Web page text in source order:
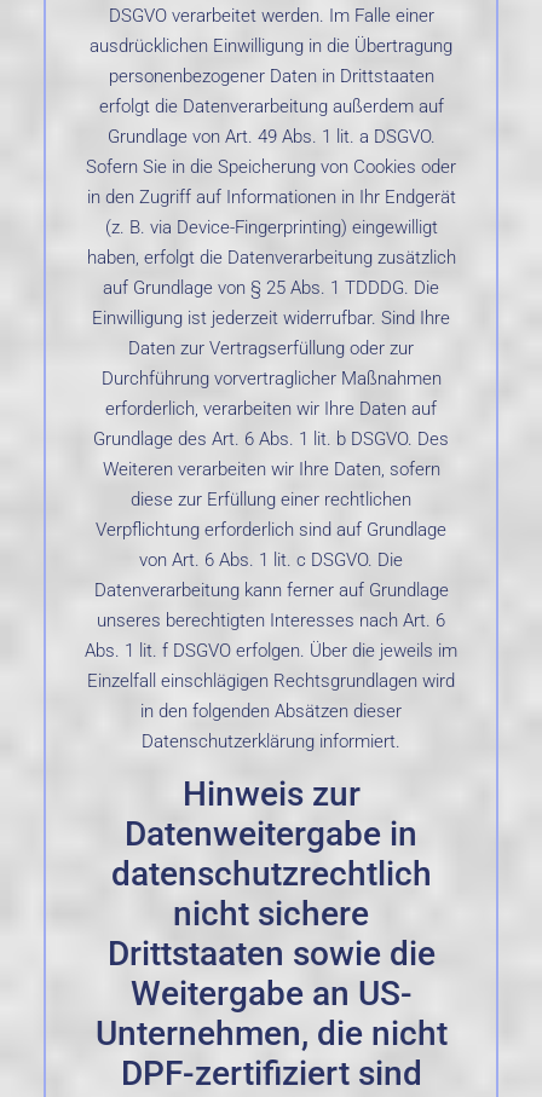
DSGVO verarbeitet werden. Im Falle einer
ausdrücklichen Einwilligung in die Übertragung
personenbezogener Daten in Drittstaaten
erfolgt die Datenverarbeitung außerdem auf
Grundlage von Art. 49 Abs. 1 lit. a DSGVO.
Sofern Sie in die Speicherung von Cookies oder
in den Zugriff auf Informationen in Ihr Endgerät
(z. B. via Device-Fingerprinting) eingewilligt
haben, erfolgt die Datenverarbeitung zusätzlich
auf Grundlage von § 25 Abs. 1 TDDDG. Die
Einwilligung ist jederzeit widerrufbar. Sind Ihre
Daten zur Vertragserfüllung oder zur
Durchführung vorvertraglicher Maßnahmen
erforderlich, verarbeiten wir Ihre Daten auf
Grundlage des Art. 6 Abs. 1 lit. b DSGVO. Des
Weiteren verarbeiten wir Ihre Daten, sofern
diese zur Erfüllung einer rechtlichen
Verpflichtung erforderlich sind auf Grundlage
von Art. 6 Abs. 1 lit. c DSGVO. Die
Datenverarbeitung kann ferner auf Grundlage
unseres berechtigten Interesses nach Art. 6
Abs. 1 lit. f DSGVO erfolgen. Über die jeweils im
Einzelfall einschlägigen Rechtsgrundlagen wird
in den folgenden Absätzen dieser
Datenschutzerklärung informiert.
Hinweis zur
Datenweitergabe in
datenschutzrechtlich
nicht sichere
Drittstaaten sowie die
Weitergabe an US-
Unternehmen, die nicht
DPF-zertifiziert sind